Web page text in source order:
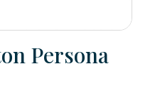
Persona